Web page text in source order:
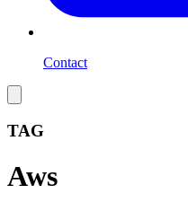
Contact
TAG
Aws